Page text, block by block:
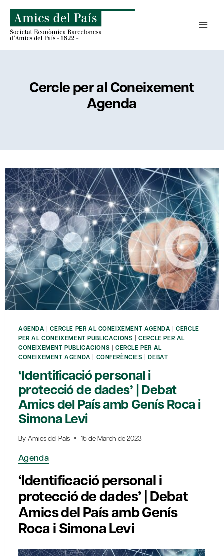
content
Cercle per al Coneixement
Agenda
AGENDA |CERCLE PER AL CONEIXEMENT AGENDA |CERCLE
PER AL CONEIXEMENT PUBLICACIONS |CERCLE PER AL
CONEIXEMENT PUBLICACIONS |CERCLE PER AL
CONEIXEMENT AGENDA | CONFERÈNCIES |DEBAT
‘Identificació personal i
protecció de dades’ | Debat
Amics del País amb Genís Roca i
Simona Levi
By Amics del País 15 de March de 2023
Agenda
‘Identificació personal i
protecció de dades’ | Debat
Amics del País amb Genís
Roca i Simona Levi